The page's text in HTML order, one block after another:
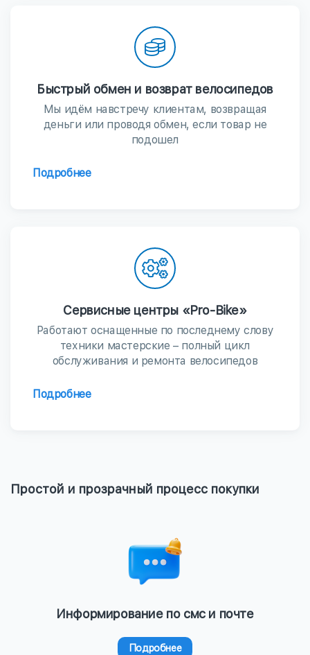
Быстрый обмен и возврат велосипедов
Мы идём навстречу клиентам, возвращая
деньги или проводя обмен, если товар не
подошел
Подробнее
Сервисные центры «Pro-Bike»
Работают оснащенные по последнему слову
техники мастерские – полный цикл
обслуживания и ремонта велосипедов
Подробнее
Простой и прозрачный процесс покупки
Информирование по смс и почте
Подробнее